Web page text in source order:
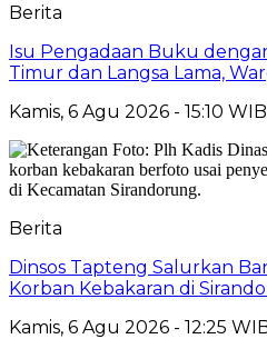
Berita
Isu Pengadaan Buku
Timur dan Langsa Lama,
Kamis, 6 Agu 2026 - 15:10 WIB
Berita
Dinsos Tapteng Salurkan
Korban Kebakaran di
Kamis, 6 Agu 2026 - 12:25